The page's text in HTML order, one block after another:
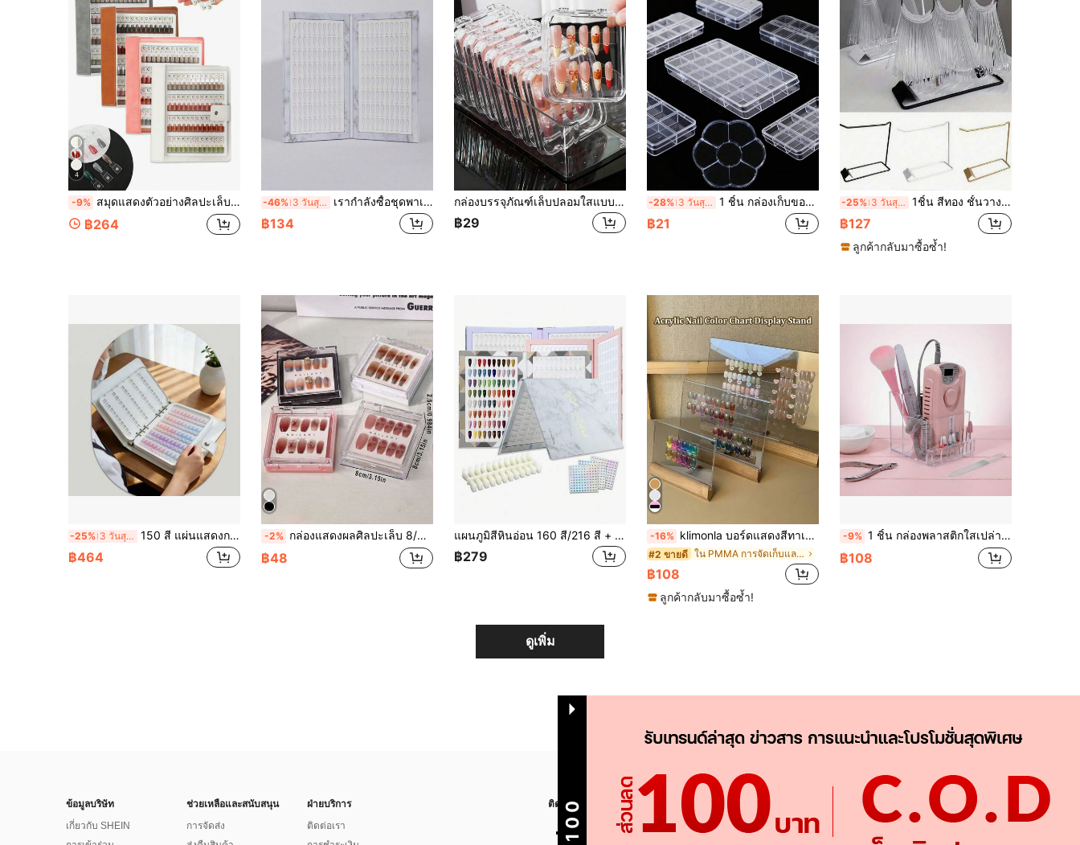
4
-9% สมุดแสดงตัวอย่างศิลปะเล็บแบบแม่เหล็กที่อัปเกรดแล้ว, 192 สี, สติกเกอร์ศิลปะเล็บ 144&192 หรือหน้าทดแทนขายแยกกันพร้อมความจุที่ขยายได้, ปก PVC โปร่งใส, พกพาได้, เหมาะสำหรับร้านทำเล็บ สตูดิโอ และการเดินทาง, เหมาะสำหรับมืออาชีพและผู้ชื่นชอบศิลปะเล็บ
฿264
-46% 3 วันสุดท้าย เรากำลังซื้อชุดพาเลทสีทาเล็บแบบเรียบง่ายและขนาดใหญ่ (สมุดการ์ดสี 160/216), ชั้นวางโชว์สีทาเล็บลายหินอ่อน, สมุดพาเลทสีเจลทาเล็บกันฝุ่น และสมุดโชว์เจลทาเล็บ
฿134
กล่องบรรจุภัณฑ์เล็บปลอมใสแบบกด 60 ชิ้น ขายส่ง พกพาได้ ขนาด 75x75 มม. อะคริลิก จัดระเบียบและแสดงเล็บปลอม สำหรับทำเล็บ (เฉพาะกล่อง ไม่รวมเล็บ)
฿29
-28% 3 วันสุดท้าย 1 ชิ้น กล่องเก็บของพลาสติกใส - ตัวเลือก 6, 7, 12 หรือ 24 ช่อง - กล่อง/ภาชนะเก็บเพชรเทียมสำหรับศิลปะเล็บ - เหมาะสำหรับเก็บกลิตเตอร์ศิลปะเล็บ, เพชรเทียม, ต่างหู, ลูกปัดเครื่องประดับ และอุปกรณ์ขนาดเล็กต่างๆ (ใส)
฿21
-25% 3 วันสุดท้าย 1ชิ้น สีทอง ชั้นวางโชว์รูปพัดลมสำหรับตกแต่งเล็บ ทำจากโลหะสำหรับเก็บยาทาเล็บเจล, ของตกแต่งเล็บ - โครงสร้างแข็งแรง ประหยัดพื้นที่ ตกแต่งบนเคาน์เตอร์หรือร้านค้าปลีก - สำหรับร้านเสริมสวยและใช้ในบ้าน
฿127
ลูกค้ากลับมาซื้อซ้ำ!
-25% 3 วันสุดท้าย 150 สี แผ่นแสดงกรอบศิลปะเล็บที่ถอดออกได้ สมุดสีเล็บพร้อมปลายเล็บสีขาวที่เปลี่ยนได้ สมุดแสดงสีทาเล็บ สมุดเก็บและแสดงสีเล็บสำหรับร้านทำเล็บ สมุดการ์ดหลายสี
฿464
-2% กล่องแสดงผลศิลปะเล็บ 8/5/3/1 ชิ้น กล่องเก็บเล็บแบบพกพาและสวมใส่ได้ กล่องเก็บเล็บพร้อมฝาครอบใสกันฝุ่น กล่องเก็บเล็บอะคริลิก เหมาะสำหรับเจ้าของร้านเล็บ ผู้ชื่นชอบการทำเล็บ DIY และผู้สร้างเนื้อหา
฿48
แผนภูมิสีหินอ่อน 160 สี/216 สี + สมุดแสดงปลายเล็บ 240 ชิ้น, อัลบั้มเก็บยาทาเล็บ, แคตตาล็อกการออกแบบเล็บ, รวมเครื่องมือทำเล็บ 240 ชิ้น สมุดแสดงลายเล็บลายหินอ่อน เหมาะสำหรับช่างทำเล็บ, ร้านเสริมสวย และใช้ในบ้าน, เป็นที่จัดระเบียบยาทาเล็บเจล, การออกแบบหินอ่อนสีขาวสำหรับคู่มืออ้างอิงการทำเล็บ แผนภูมิสีทาเล็บ 160 สี, กระดานแสดงตัวอย่างเจลทาเล็บ, การ์ดสีจานสี 160 สี, อัลบั้มการ์ดสี 240 สี
฿279
-16% klimonla บอร์ดแสดงสีทาเล็บอะคริลิค, ดีไซน์โปร่งใส, สำหรับแสดงสีทาเล็บเจล, แร็คสีทาเล็บเจลแบบพกพา
#2 ขายดี ใน PMMA การจัดเก็บและจัดแสดงงานศิลปะเล็บ
฿108
ลูกค้ากลับมาซื้อซ้ำ!
-9% 1 ชิ้น กล่องพลาสติกใสเปล่า, ที่เก็บดอกสว่านตะไบเล็บ, ที่จัดระเบียบอุปกรณ์ทำเล็บ
฿108
ดูเพิ่ม
ข้อมูลบริษัท
เกี่ยวกับ SHEIN
ช่วยเหลือและสนับสนุน
การจัดส่ง
ฝ่ายบริการ
ติดต่อเรา
ติดตามเรา